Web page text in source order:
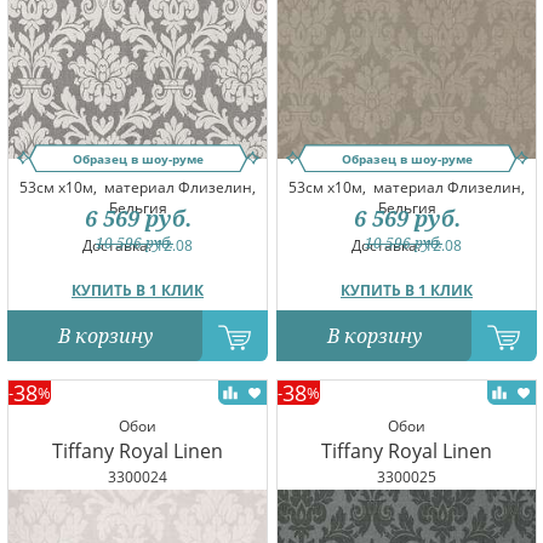
Образец в шоу-руме
53см x10м, материал Флизелин,
Бельгия
Доставка:12.08
КУПИТЬ В 1 КЛИК
10 596руб.
6 569 руб.
В корзину
Образец в шоу-руме
53см x10м, материал Флизелин,
Бельгия
Доставка:12.08
КУПИТЬ В 1 КЛИК
10 596руб.
6 569 руб.
В корзину
Обои
Tiffany Royal Linen
3300024
-38%
Обои
Tiffany Royal Linen
3300025
-38%